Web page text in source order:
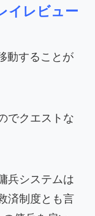
イレビュー
動することが
でクエストな
兵システムは
済制度とも言